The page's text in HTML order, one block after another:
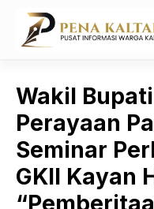
Langsung
Wakil
Perayaan
Seminar
GKII Kayan